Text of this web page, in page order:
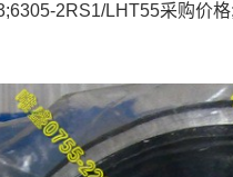
2RS1/LHT55采购价